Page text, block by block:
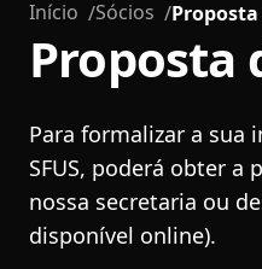
Início Sócios Proposta
Proposta
Para formalizar a sua
SFUS, poderá obter a
nossa secretaria ou
disponível online).